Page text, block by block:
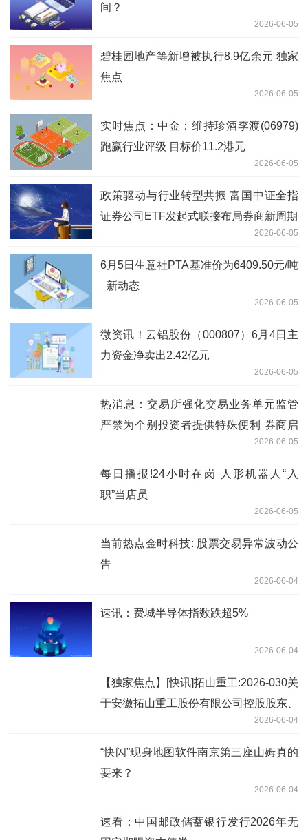
间？
2026-06-05
碧桂园地产等新增被执行8.9亿余元 独家
焦点
2026-06-05
实时焦点：中金：维持珍酒李渡(06979)
跑赢行业评级 目标价11.2港元
2026-06-05
政策驱动与行业转型共振 富国中证全指
证券公司ETF发起式联接布局券商新周期
2026-06-05
6月5日生意社PTA基准价为6409.50元/吨
_新动态
2026-06-05
微资讯！云铝股份（000807）6月4日主
力资金净卖出2.42亿元
2026-06-05
热消息：交易所强化交易业务单元监管
严禁为个别投资者提供特殊便利 券商启
2026-06-05
每日播报!24小时在岗 人形机器人“入
职”当店员
2026-06-05
当前热点金时科技: 股票交易异常波动公
告
2026-06-04
速讯：费城半导体指数跌超5%
2026-06-04
【独家焦点】[快讯]拓山重工:2026-030关
于安徽拓山重工股份有限公司控股股东、
实际控制人及一致行动人计划减持股份的
预披露
2026-06-04
“快闪”现身地图软件南京第三座山姆真的
要来？
2026-06-04
速看：中国邮政储蓄银行发行2026年无